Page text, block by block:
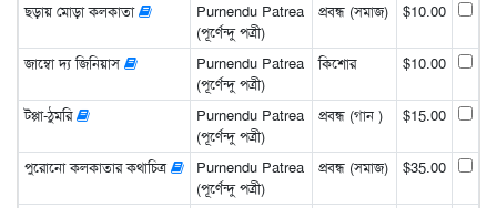
ছড়ায় মোড়া কলকাতা
Purnendu Patrea
(পূর্ণেন্দু পত্রী)
প্রবন্ধ (সমাজ) $10.00
জাম্বো দ্য জিনিয়াস
Purnendu Patrea
(পূর্ণেন্দু পত্রী)
কিশোর $10.00
টপ্পা-ঠুমরি
Purnendu Patrea
(পূর্ণেন্দু পত্রী)
প্রবন্ধ (গান ) $15.00
পুরোনো কলকাতার কথাচিত্র
Purnendu Patrea
(পূর্ণেন্দু পত্রী)
প্রবন্ধ (সমাজ) $35.00